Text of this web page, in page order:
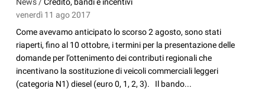
venerdì 11 ago 2017
Come avevamo anticipato lo scorso 2 agosto, sono stati
riaperti, fino al 10 ottobre, i termini per la presentazione delle
domande per l’ottenimento dei contributi regionali che
incentivano la sostituzione di veicoli commerciali leggeri
(categoria N1) diesel (euro 0, 1, 2, 3). Il bando...